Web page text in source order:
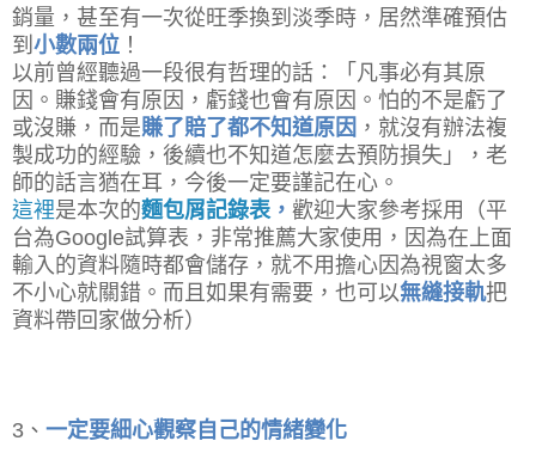
銷量，甚至有一次從旺季換到淡季時，居然準確預估
到 小數兩位 ！
以前曾經聽過一段很有哲理的話：「凡事必有其原
因。賺錢會有原因，虧錢也會有原因。怕的不是虧了
或沒賺，而是賺了賠了都不知道原因 ，就沒有辦法複
製成功的經驗，後續也不知道怎麼去預防損失」，老
師的話言猶在耳，今後一定要謹記在心。
這裡是本次的麵包屑記錄表 ， 歡迎大家參考採用（平
台為Google試算表，非常推薦大家使用，因為在上面
輸入的資料隨時都會儲存，就不用擔心因為視窗太多
不小心就關錯。而且如果有需要，也可以無縫接軌把
資料帶回家做分析）
3、 一定要細心觀察自己的情緒變化